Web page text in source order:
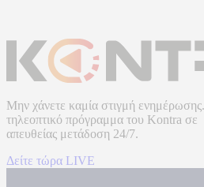
Μην χάνετε καμία στιγμή
τηλεοπτικό πρόγραμμα του Kontra σε
απευθείας μετάδοση 24/7.
Δείτε τώρα LIVE